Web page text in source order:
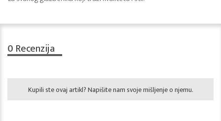
0 Recenzija
Kupili ste ovaj artikl? Napišite nam svoje mišljenje o njemu.